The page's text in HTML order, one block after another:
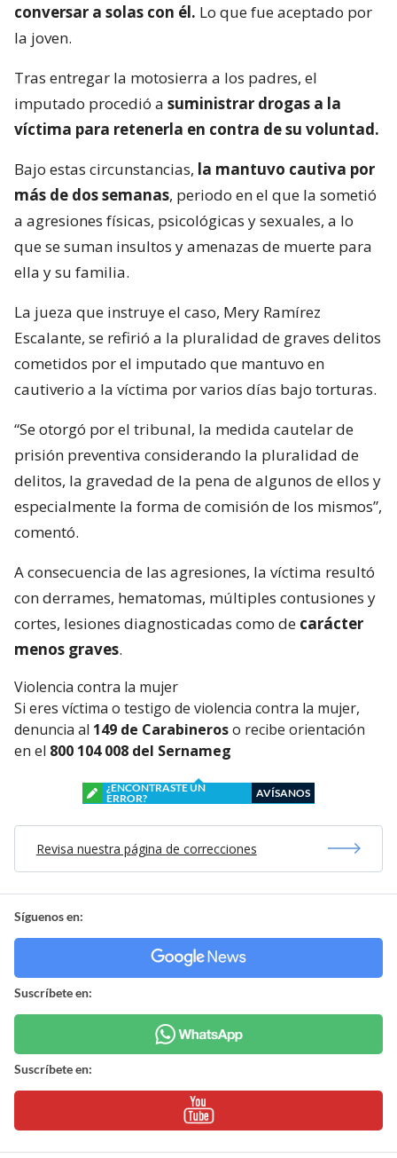
conversar a solas con él. Lo que fue aceptado por
la joven.
Tras entregar la motosierra a los padres, el
imputado procedió a suministrar drogas a la
víctima para retenerla en contra de su voluntad.
Bajo estas circunstancias, la mantuvo cautiva por
más de dos semanas, periodo en el que la sometió
a agresiones físicas, psicológicas y sexuales, a lo
que se suman insultos y amenazas de muerte para
ella y su familia.
La jueza que instruye el caso, Mery Ramírez
Escalante, se refirió a la pluralidad de graves delitos
cometidos por el imputado que mantuvo en
cautiverio a la víctima por varios días bajo torturas.
“Se otorgó por el tribunal, la medida cautelar de
prisión preventiva considerando la pluralidad de
delitos, la gravedad de la pena de algunos de ellos y
especialmente la forma de comisión de los mismos”,
comentó.
A consecuencia de las agresiones, la víctima resultó
con derrames, hematomas, múltiples contusiones y
cortes, lesiones diagnosticadas como de carácter
menos graves.
Violencia contra la mujer
Si eres víctima o testigo de violencia contra la mujer,
denuncia al 149 de Carabineroso recibe orientación
en el 800 104 008 del Sernameg
¿ENCONTRASTE UN
ERROR?
AVÍSANOS
Revisa nuestra página de correcciones
Síguenos en:
Suscríbete en:
Suscríbete en: